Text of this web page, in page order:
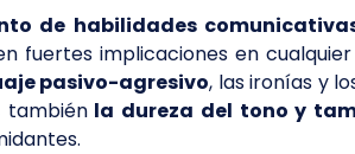
de habilidades
fuertes implicaciones en
pasivo-agresivo, las ironías y
tambiénla dureza del tono y